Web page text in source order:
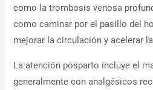
como la trombosis venosa
como caminar por el pasillo del
mejorar la circulación y acelerar
La atención posparto incluye el
generalmente con analgésicos